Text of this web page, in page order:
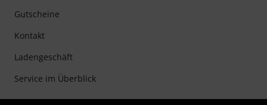
Gutscheine
Kontakt
Ladengeschäft
Service im Überblick